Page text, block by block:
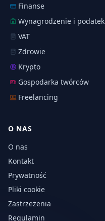
Finanse
Wynagrodzenie i podatek
VAT
Zdrowie
Krypto
Gospodarka twórców
Freelancing
O NAS
O nas
Kontakt
Prywatność
Pliki cookie
Zastrzeżenia
Regulamin